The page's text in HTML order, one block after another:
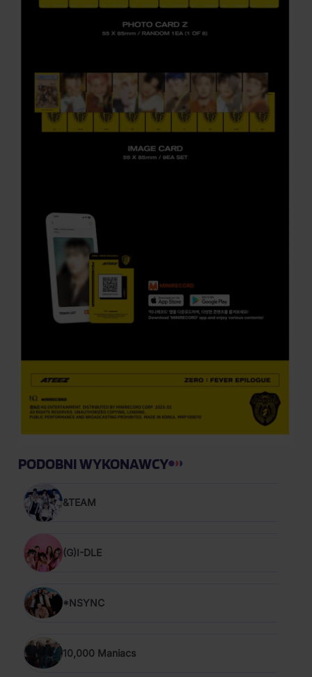
PODOBNI WYKONAWCY
&TEAM
(G)I-DLE
*NSYNC
10,000 Maniacs